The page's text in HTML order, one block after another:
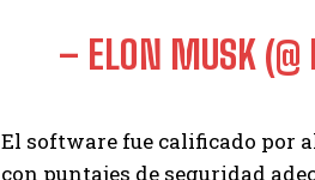
– ELON MUSK (@
El software fue calificado por
con puntajes de seguridad